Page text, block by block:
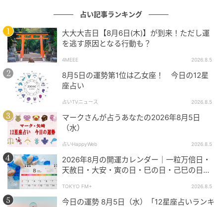
混雑する遊び場はアンラッキー。近所の散策が幸運の
カギ。
占い記事ランキング
大大大吉日【8月6日(木)】が到来！ただし運
を逃す原因となる行動も？
4MEEE 2026.8.5
8月5日の運勢第1位は乙女座！ 今日の12星
座占い
占いTVニュース 2026.8.5
マークさんが占うあなたの2026年8月5日
（水）
占いHappyWeb 2026.8.5
2026年8月の開運カレンダー｜一粒万倍日・
天赦日・大安・寅の日・巳の日・己巳の日…8
こと、NG行動などを解説
TOKYO FM+ 2026.8.5
今日の運勢 8月5日（水）「12星座占いランキ